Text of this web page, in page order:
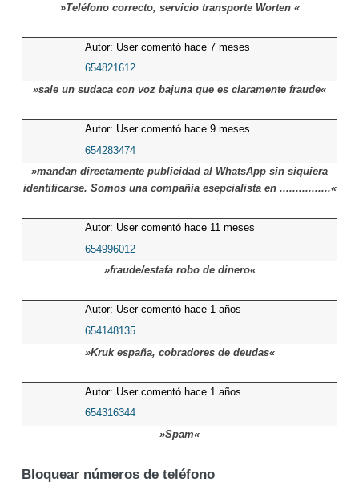
»Teléfono correcto, servicio transporte Worten «
Autor: User comentó hace 7 meses
654821612
»sale un sudaca con voz bajuna que es claramente fraude«
Autor: User comentó hace 9 meses
654283474
»mandan directamente publicidad al WhatsApp sin siquiera
identificarse. Somos una compañía esepcialista en ................«
Autor: User comentó hace 11 meses
654996012
»fraude/estafa robo de dinero«
Autor: User comentó hace 1 años
654148135
»Kruk españa, cobradores de deudas«
Autor: User comentó hace 1 años
654316344
»Spam«
Bloquear números de teléfono